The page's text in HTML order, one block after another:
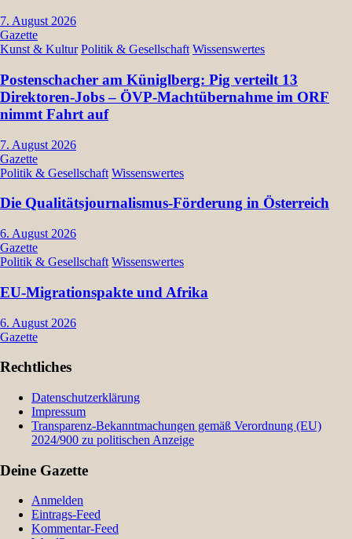
7. August 2026
Gazette
Kunst & Kultur Politik & Gesellschaft Wissenswertes
Postenschacher am Küniglberg: Pig verteilt 13
Direktoren-Jobs – ÖVP-Machtübernahme im ORF
nimmt Fahrt auf
7. August 2026
Gazette
Politik & Gesellschaft Wissenswertes
Die Qualitätsjournalismus-Förderung in Österreich
6. August 2026
Gazette
Politik & Gesellschaft Wissenswertes
EU-Migrationspakte und Afrika
6. August 2026
Gazette
Rechtliches
Datenschutzerklärung
Impressum
Transparenz-Bekanntmachungen gemäß Verordnung (EU)
2024/900 zu politischen Anzeige
Deine Gazette
Anmelden
Eintrags-Feed
Kommentar-Feed